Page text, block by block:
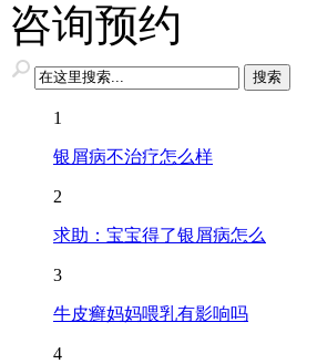
咨询预约
1
银屑病不治疗怎么样
2
求助：宝宝得了银屑病怎么
3
牛皮癣妈妈喂乳有影响吗
4